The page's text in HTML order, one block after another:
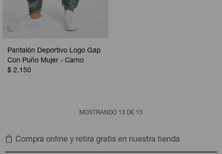
Pantalón Deportivo Logo Gap
Con Puño Mujer - Camo
$ 2.150
MOSTRANDO 13 DE 13
Compra online y retira gratis en nuestra tienda